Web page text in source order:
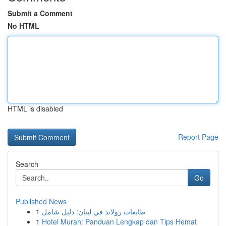
Submit a Comment
No HTML
HTML is disabled
Report Page
Search
Go
Published News
1 طابعات رولاند في لبنان: دليل شامل
1 Hotel Murah: Panduan Lengkap dan Tips Hemat